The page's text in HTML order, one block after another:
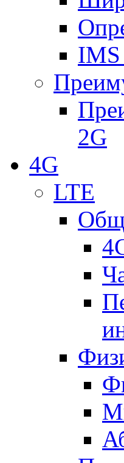
IMS
2G
4G
LTE